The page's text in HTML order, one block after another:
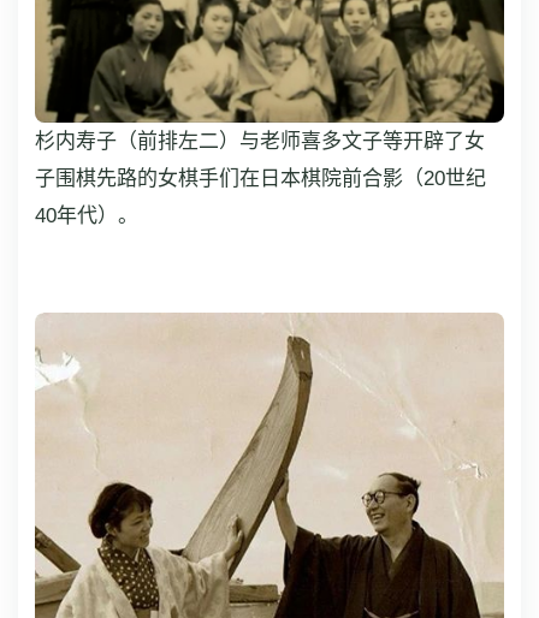
杉内寿子（前排左二）与老师喜多文子等开辟了女
子围棋先路的女棋手们在日本棋院前合影（20世纪
40年代）。